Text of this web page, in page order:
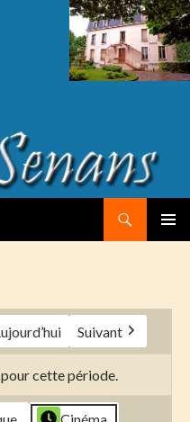
Suivant
pour cette période.
Cinéma